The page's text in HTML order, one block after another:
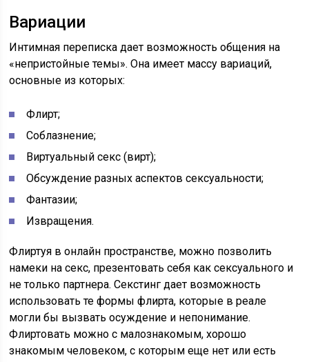
Вариации
Интимная переписка дает возможность общения на
«непристойные темы». Она имеет массу вариаций,
основные из которых:
Флирт;
Соблазнение;
Виртуальный секс (вирт);
Обсуждение разных аспектов сексуальности;
Фантазии;
Извращения.
Флиртуя в онлайн пространстве, можно позволить
намеки на секс, презентовать себя как сексуального и
не только партнера. Секстинг дает возможность
использовать те формы флирта, которые в реале
могли бы вызвать осуждение и непонимание.
Флиртовать можно с малознакомым, хорошо
знакомым человеком, с которым еще нет или есть